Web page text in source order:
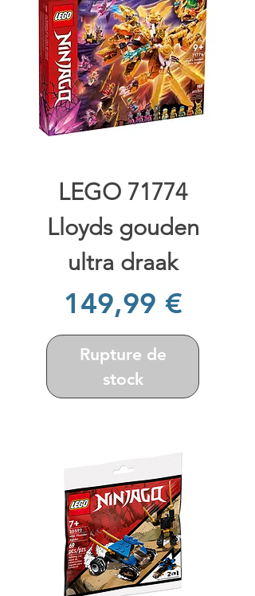
LEGO 71774
Lloyds gouden
ultra draak
Prix
149,99 €
Rupture de
stock